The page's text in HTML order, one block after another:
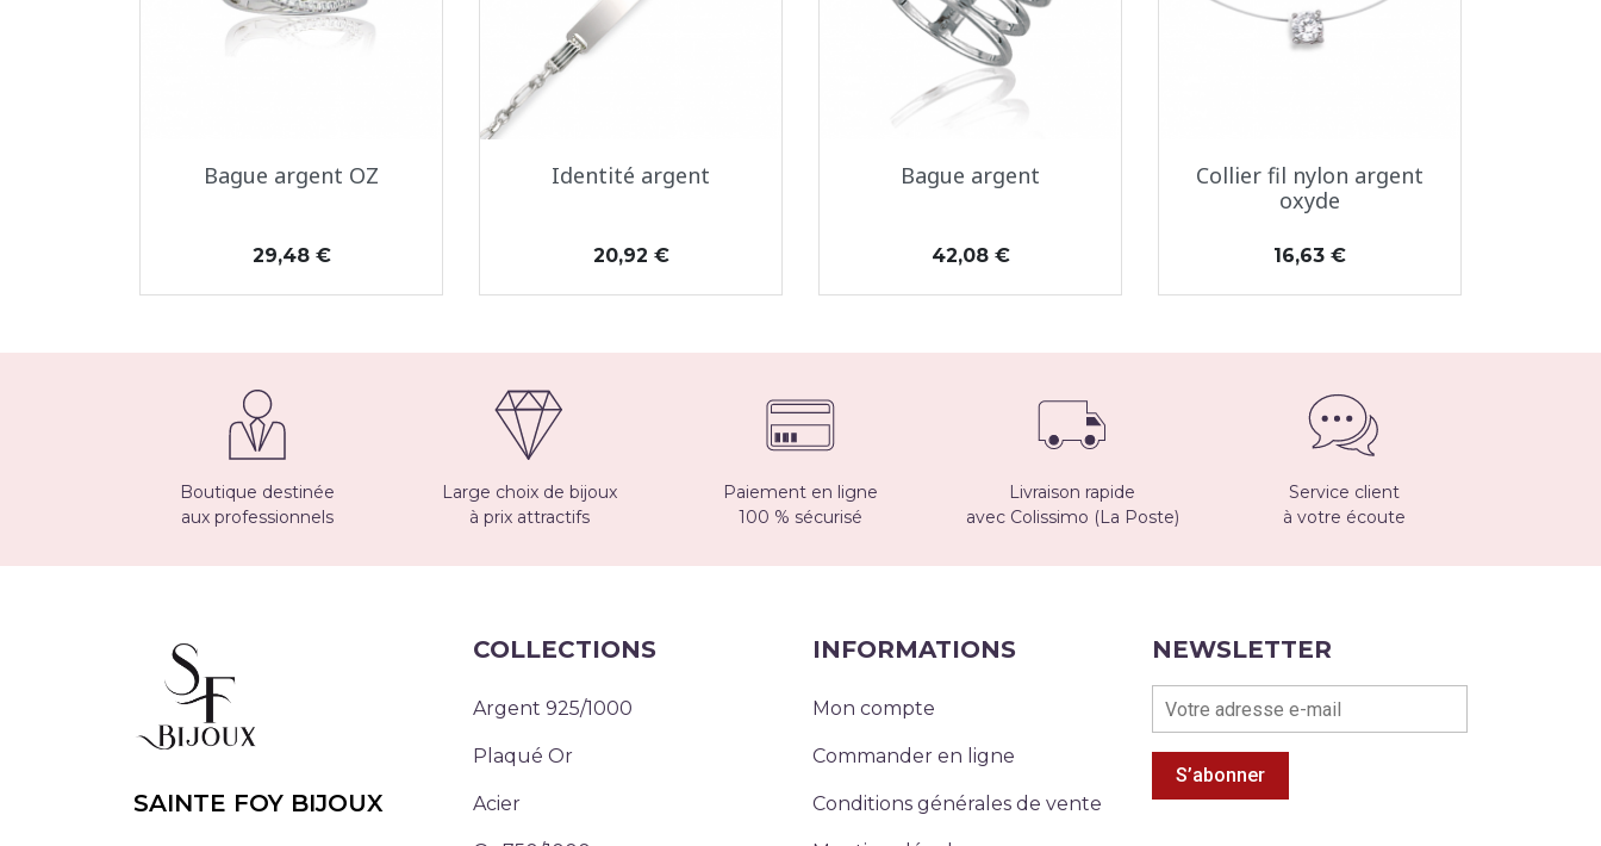
Aperçu rapide
Bague argent OZ
Prix
29,48 €
 Aperçu rapide
Identité argent
Prix
20,92 €
Aperçu rapide
Bague argent
Prix
42,08 €
Aperçu rapide
Collier fil nylon argent
oxyde
Prix
16,63 €
Boutique destinée
aux professionnels
Large choix de bijoux
à prix attractifs
Paiement en ligne
100 % sécurisé
Livraison rapide
avec Colissimo (La Poste)
Service client
à votre écoute
SAINTE FOY BIJOUX
COLLECTIONS
Argent 925/1000
Plaqué Or
Acier
INFORMATIONS
Mon compte
Commander en ligne
Conditions générales de vente
NEWSLETTER
S’abonner